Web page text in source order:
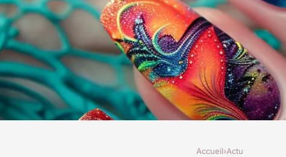
Accueil›Actu